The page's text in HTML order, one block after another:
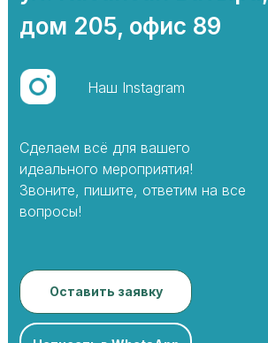
дом 205, офис 89
Сделаем всё для вашего
идеального мероприятия!
Звоните, пишите, ответим на все
вопросы!
Наш Instagram
Оставить заявку